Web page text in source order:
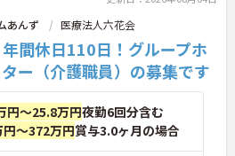
あんず 医療法人六花会
年間休日110日！グループホ
ー（介護職員）の募集です
円～25.8万円夜勤6回分含む
円～372万円賞与3.0ヶ月の場合